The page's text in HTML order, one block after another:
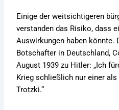
Einige der weitsichtigeren
verstanden das Risiko, dass
Auswirkungen haben könnte.
Botschafter in Deutschland,
August 1939 zu Hitler: „Ich
Krieg schließlich nur einer
Trotzki.“